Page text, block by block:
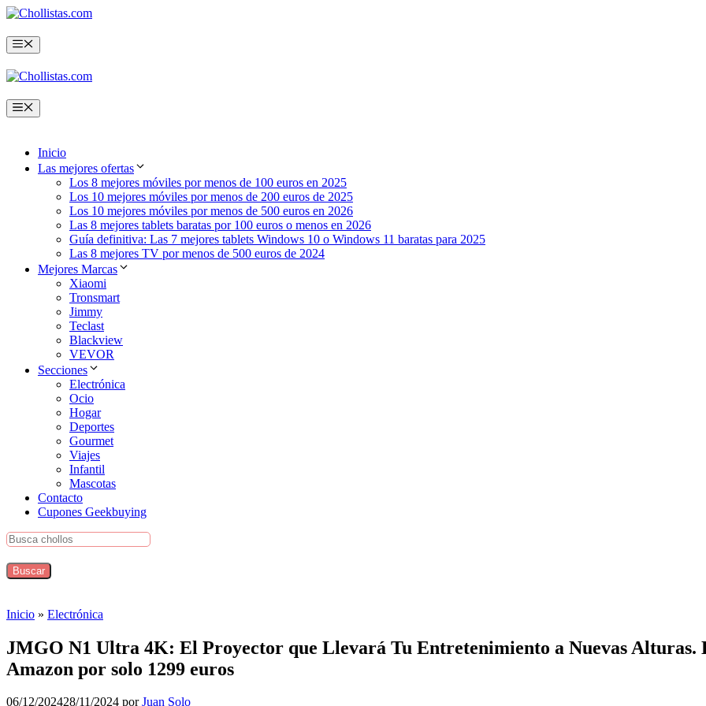
Saltar
contenido
Menú
Menú
Inicio
Las mejores ofertas
Los 8 mejores móviles por menos de 100 euros en 2025
Los 10 mejores móviles por menos de 200 euros de 2025
Los 10 mejores móviles por menos de 500 euros en 2026
Las 8 mejores tablets baratas por 100 euros o menos en 2026
Guía definitiva: Las 7 mejores tablets Windows 10 o Windows 11 baratas para 2025
Las 8 mejores TV por menos de 500 euros de 2024
Mejores Marcas
Xiaomi
Tronsmart
Jimmy
Teclast
Blackview
VEVOR
Secciones
Electrónica
Ocio
Hogar
Deportes
Gourmet
Viajes
Infantil
Mascotas
Contacto
Cupones Geekbuying
Inicio » Electrónica
JMGO N1 Ultra 4K: El Proyector que Llevará Tu Entretenimiento a Nuevas Alturas.
Amazon por solo 1299 euros
06/12/202428/11/2024 porJuan Solo